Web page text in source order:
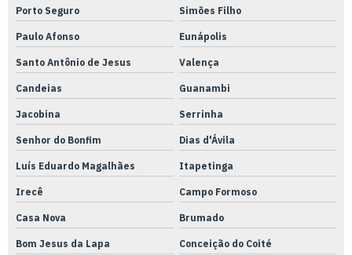
Porto Seguro Simões Filho
Paulo Afonso Eunápolis
Santo Antônio de Jesus Valença
Candeias Guanambi
Jacobina Serrinha
Senhor do Bonfim Dias d'Ávila
Luís Eduardo Magalhães Itapetinga
Irecê Campo Formoso
Casa Nova Brumado
Bom Jesus da Lapa Conceição do Coité